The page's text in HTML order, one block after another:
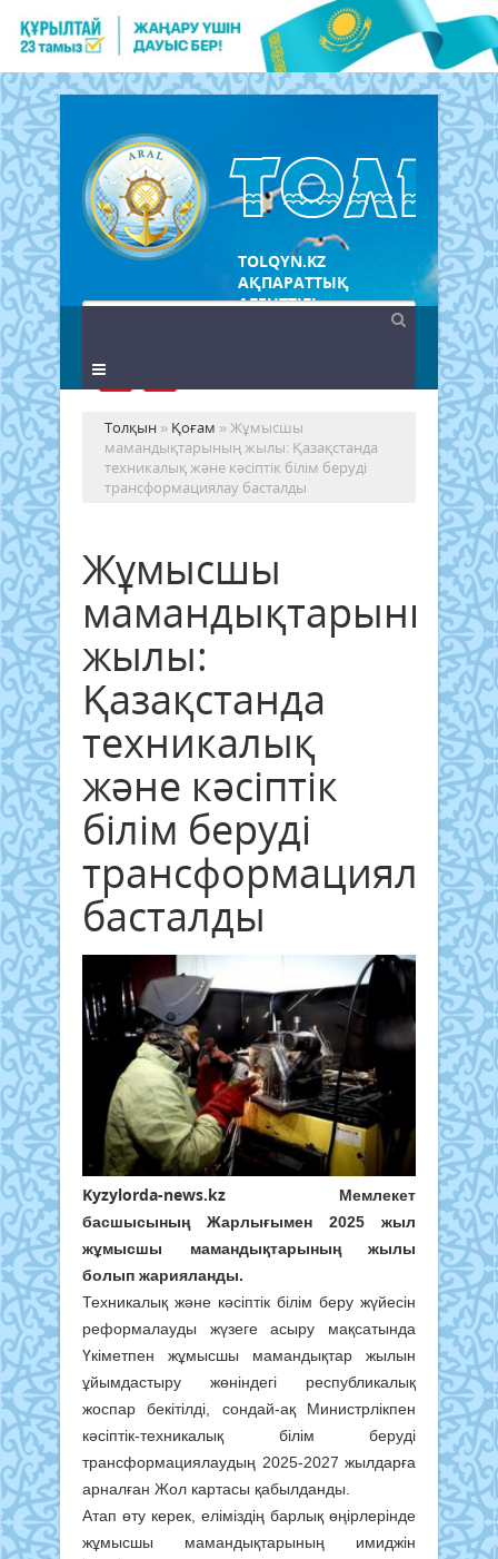
TOLQYN.KZ
АҚПАРАТТЫҚ
АГЕНТТІГІ
Толқын » Қоғам » Жұмысшы
мамандықтарының жылы: Қазақстанда
техникалық және кәсіптік білім беруді
трансформациялау басталды
Жұмысшы
мамандықтарының
жылы:
Қазақстанда
техникалық
және кәсіптік
білім беруді
трансформациялау
басталды
Kyzylorda-news.kz
Мемлекет
басшысының Жарлығымен 2025 жыл
жұмысшы мамандықтарының жылы
болып жарияланды.
Техникалық және кәсіптік білім беру жүйесін
реформалауды жүзеге асыру мақсатында
Үкіметпен жұмысшы мамандықтар жылын
ұйымдастыру жөніндегі республикалық
жоспар бекітілді, сондай-ақ Министрлікпен
кәсіптік-техникалық білім беруді
трансформациялаудың 2025-2027 жылдарға
арналған Жол картасы қабылданды.
Атап өту керек, еліміздің барлық өңірлерінде
жұмысшы мамандықтарының имиджін